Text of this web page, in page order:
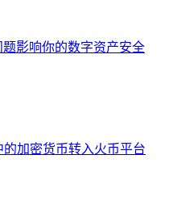
影响你的数字资产安全
加密货币转入火币平台